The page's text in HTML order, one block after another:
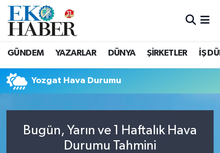
GÜNDEM YAZARLAR DÜNYA ŞİRKETLER İŞ
Yozgat Hava Durumu
Bugün, Yarın ve 1 Haftalık Hava
Durumu Tahmini
Hava Durumu
Süper Lig Puan Durumu ve Fikstür
Tüm Manşetler
Son Dakika Haberleri